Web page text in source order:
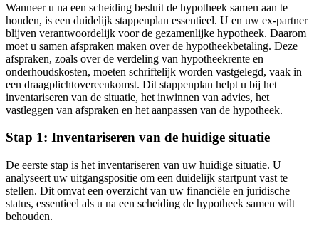
Wanneer u na een scheiding besluit de hypotheek samen aan te
houden, is een duidelijk stappenplan essentieel. U en uw ex-partner
blijven verantwoordelijk voor de gezamenlijke hypotheek. Daarom
moet u samen afspraken maken over de hypotheekbetaling. Deze
afspraken, zoals over de verdeling van hypotheekrente en
onderhoudskosten, moeten schriftelijk worden vastgelegd, vaak in
een draagplichtovereenkomst. Dit stappenplan helpt u bij het
inventariseren van de situatie, het inwinnen van advies, het
vastleggen van afspraken en het aanpassen van de hypotheek.
Stap 1: Inventariseren van de huidige situatie
De eerste stap is het inventariseren van uw huidige situatie. U
analyseert uw uitgangspositie om een duidelijk startpunt vast te
stellen. Dit omvat een overzicht van uw financiële en juridische
status, essentieel als u na een scheiding de hypotheek samen wilt
behouden.